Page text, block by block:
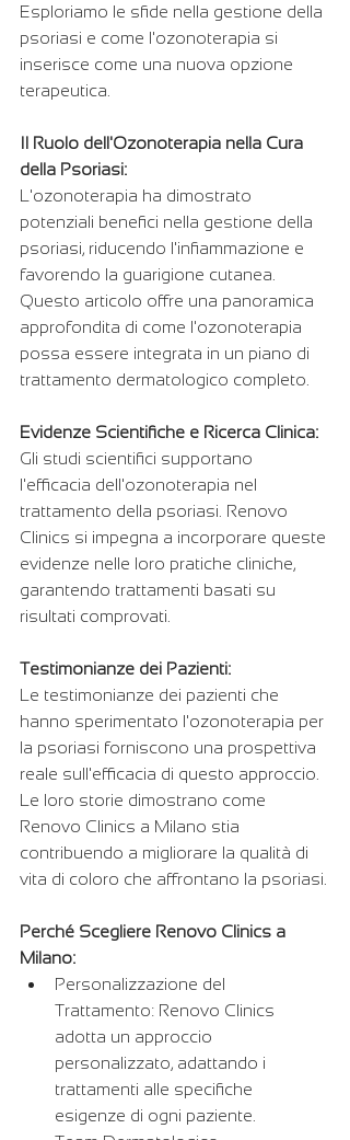
Esploriamo le sfide nella gestione della
psoriasi e come l'ozonoterapia si
inserisce come una nuova opzione
terapeutica.
Il Ruolo dell'Ozonoterapia nella Cura
della Psoriasi:
L'ozonoterapia ha dimostrato
potenziali benefici nella gestione della
psoriasi, riducendo l'infiammazione e
favorendo la guarigione cutanea.
Questo articolo offre una panoramica
approfondita di come l'ozonoterapia
possa essere integrata in un piano di
trattamento dermatologico completo.
Evidenze Scientifiche e Ricerca Clinica:
Gli studi scientifici supportano
l'efficacia dell'ozonoterapia nel
trattamento della psoriasi. Renovo
Clinics si impegna a incorporare queste
evidenze nelle loro pratiche cliniche,
garantendo trattamenti basati su
risultati comprovati.
Testimonianze dei Pazienti:
Le testimonianze dei pazienti che
hanno sperimentato l'ozonoterapia per
la psoriasi forniscono una prospettiva
reale sull'efficacia di questo approccio.
Le loro storie dimostrano come
Renovo Clinics a Milano stia
contribuendo a migliorare la qualità di
vita di coloro che affrontano la psoriasi.
Perché Scegliere Renovo Clinics a
Milano:
Personalizzazione del
Trattamento: Renovo Clinics
adotta un approccio
personalizzato, adattando i
trattamenti alle specifiche
esigenze di ogni paziente.